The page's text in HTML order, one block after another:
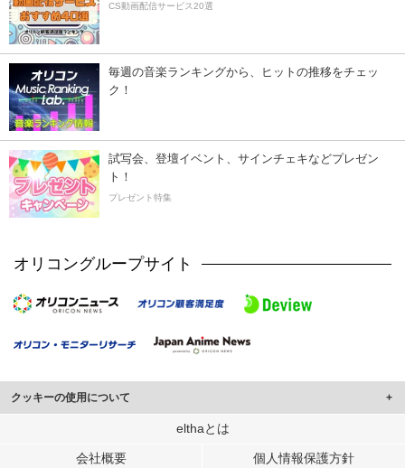
CS動画配信サービス20選
毎週の音楽ランキングから、ヒットの推移をチェッ
ク！
試写会、登壇イベント、サインチェキなどプレゼン
ト！
プレゼント特集
オリコングループサイト
クッキーの使用について
このサイトでは Cookie を使用して、ユーザーに合わせたコンテンツや広告の
行っています。
elthaとは
会社概要 個人情報保護方針